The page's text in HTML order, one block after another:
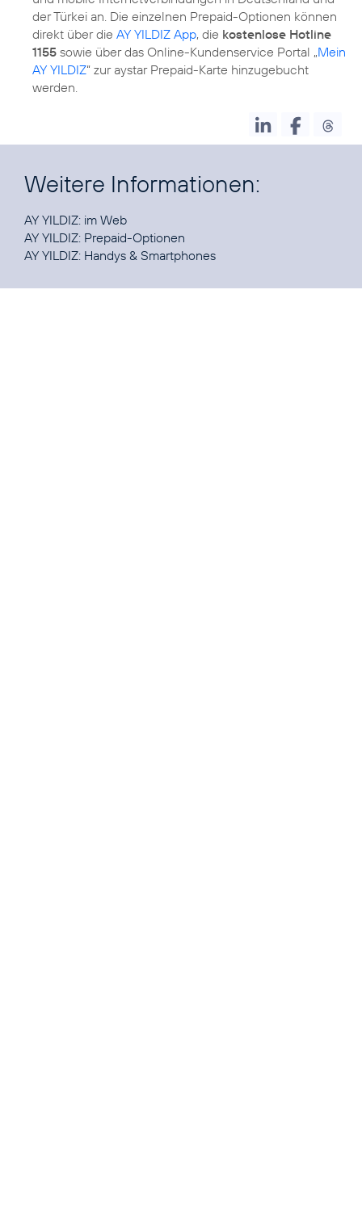
der Türkei an. Die einzelnen Prepaid-Optionen können
direkt über die AY YILDIZ App, die kostenlose Hotline
1155 sowie über das Online-Kundenservice Portal „Mein
AY YILDIZ“ zur aystar Prepaid-Karte hinzugebucht
werden.
Weitere Informationen:
AY YILDIZ: im Web
AY YILDIZ: Prepaid-Optionen
AY YILDIZ: Handys & Smartphones